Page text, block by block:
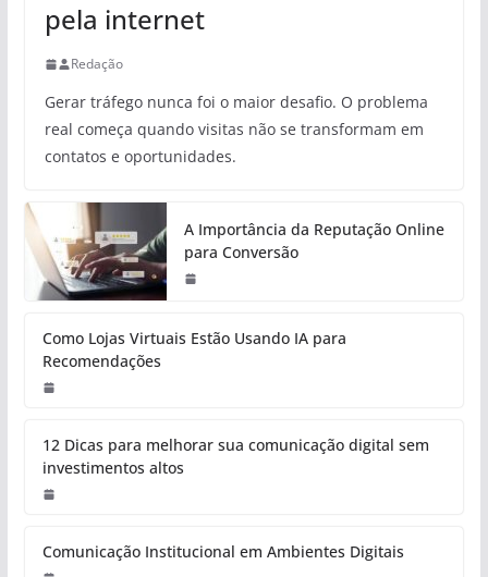
pela internet
Redação
Gerar tráfego nunca foi o maior desafio. O problema
real começa quando visitas não se transformam em
contatos e oportunidades.
A Importância da Reputação Online
para Conversão
Como Lojas Virtuais Estão Usando IA para
Recomendações
12 Dicas para melhorar sua comunicação digital sem
investimentos altos
Comunicação Institucional em Ambientes Digitais